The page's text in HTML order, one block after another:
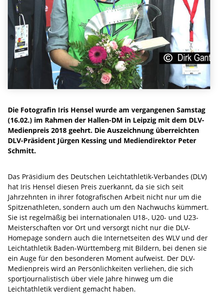
Die Fotografin Iris Hensel wurde am vergangenen Samstag
(16.02.) im Rahmen der Hallen-DM in Leipzig mit dem DLV-
Medienpreis 2018 geehrt. Die Auszeichnung überreichten
DLV-Präsident Jürgen Kessing und Mediendirektor Peter
Schmitt.
Das Präsidium des Deutschen Leichtathletik-Verbandes (DLV)
hat Iris Hensel diesen Preis zuerkannt, da sie sich seit
Jahrzehnten in ihrer fotografischen Arbeit nicht nur um die
Spitzenathleten, sondern auch um den Nachwuchs kümmert.
Sie ist regelmäßig bei internationalen U18-, U20- und U23-
Meisterschaften vor Ort und versorgt nicht nur die DLV-
Homepage sondern auch die Internetseiten des WLV und der
Leichtathletik Baden-Württemberg mit Bildern, bei denen sie
ein Auge für den besonderen Moment aufweist. Der DLV-
Medienpreis wird an Persönlichkeiten verliehen, die sich
sportjournalistisch über viele Jahre hinweg um die
Leichtathletik verdient gemacht haben.